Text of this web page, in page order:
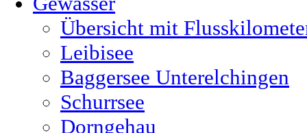
Übersicht mit
Leibisee
Baggersee Unterelchingen
Schurrsee
Dorngehau